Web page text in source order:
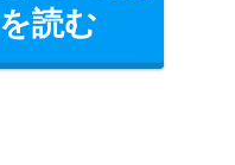
を読む